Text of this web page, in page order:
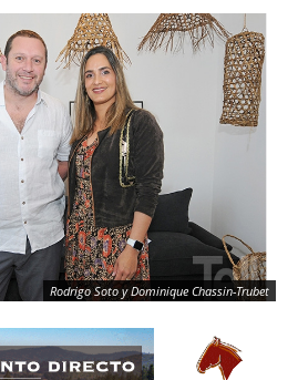
Rodrigo Soto y Dominique Chassin-Trubet